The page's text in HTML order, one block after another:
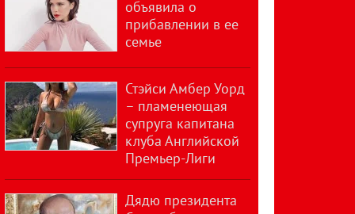
объявила о
прибавлении в ее
семье
Стэйси Амбер Уорд
– пламенеющая
супруга капитана
клуба Английской
Премьер-Лиги
Дядю президента